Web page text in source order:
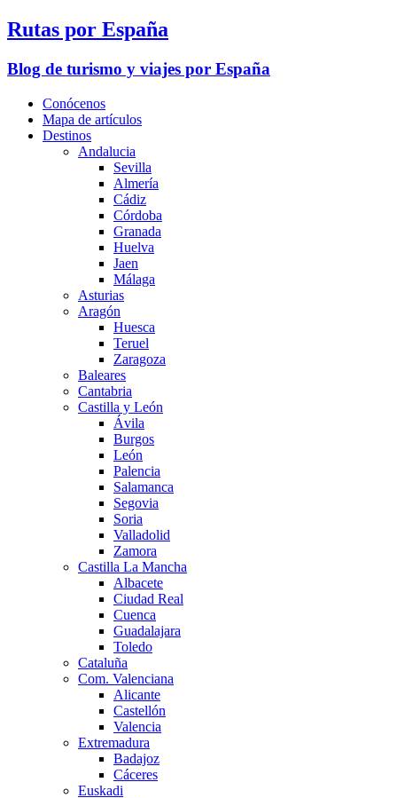
Rutas por España
Blog de turismo y viajes por España
Conócenos
Mapa de artículos
Destinos
Andalucia
Sevilla
Almería
Cádiz
Córdoba
Granada
Huelva
Jaen
Málaga
Asturias
Aragón
Huesca
Teruel
Zaragoza
Baleares
Cantabria
Castilla y León
Ávila
Burgos
León
Palencia
Salamanca
Segovia
Soria
Valladolid
Zamora
Castilla La Mancha
Albacete
Ciudad Real
Cuenca
Guadalajara
Toledo
Cataluña
Com. Valenciana
Alicante
Castellón
Valencia
Extremadura
Badajoz
Cáceres
Euskadi